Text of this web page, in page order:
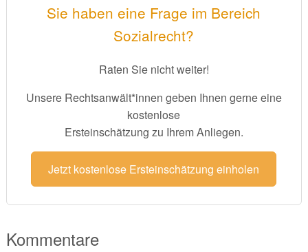
Sie haben eine Frage im Bereich
Sozialrecht?
Raten Sie nicht weiter!
Unsere Rechtsanwält*innen geben Ihnen gerne eine
kostenlose
Ersteinschätzung zu Ihrem Anliegen.
Jetzt kostenlose Ersteinschätzung einholen
Kommentare